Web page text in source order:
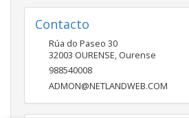
Contacto
Rúa do Paseo 30
32003 OURENSE, Ourense
988540008
ADMON@NETLANDWEB.COM